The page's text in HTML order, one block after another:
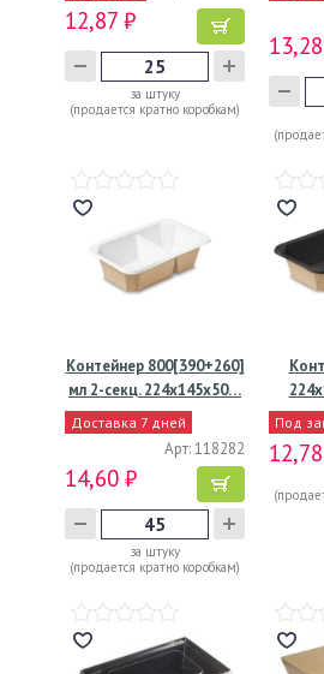
12,87 ₽
за штуку
(продается кратно коробкам)
Контейнер 800[390+260]
мл 2-секц. 224х145х50…
Доставка 7 дней
Арт: 118282
14,60 ₽
за штуку
(продается кратно коробкам)
Под